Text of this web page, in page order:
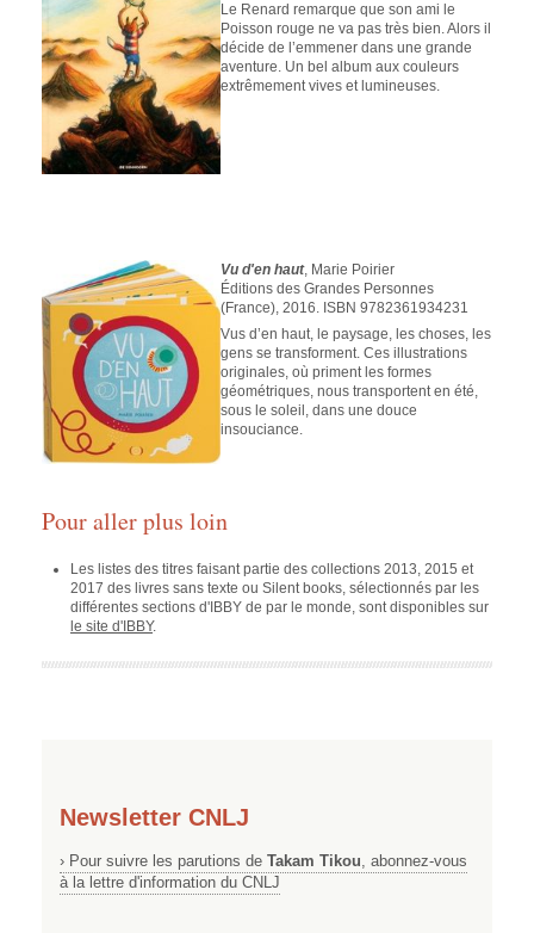
Le Renard remarque que son ami le
Poisson rouge ne va pas très bien. Alors il
décide de l’emmener dans une grande
aventure. Un bel album aux couleurs
extrêmement vives et lumineuses.
Vu d'en haut, Marie Poirier
Éditions des Grandes Personnes
(France), 2016. ISBN 9782361934231
Vus d’en haut, le paysage, les choses, les
gens se transforment. Ces illustrations
originales, où priment les formes
géométriques, nous transportent en été,
sous le soleil, dans une douce
insouciance.
Pour aller plus loin
Les listes des titres faisant partie des collections 2013, 2015 et
2017 des livres sans texte ou Silent books, sélectionnés par les
différentes sections d'IBBY de par le monde, sont disponibles sur
le site d'IBBY.
Newsletter CNLJ
› Pour suivre les parutions de Takam Tikou, abonnez-vous
à la lettre d'information du CNLJ